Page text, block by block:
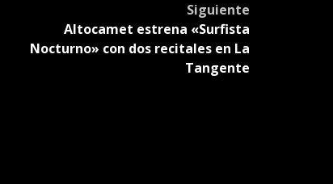
Siguiente
Altocamet estrena «Surfista
Nocturno» con dos recitales en La
Tangente